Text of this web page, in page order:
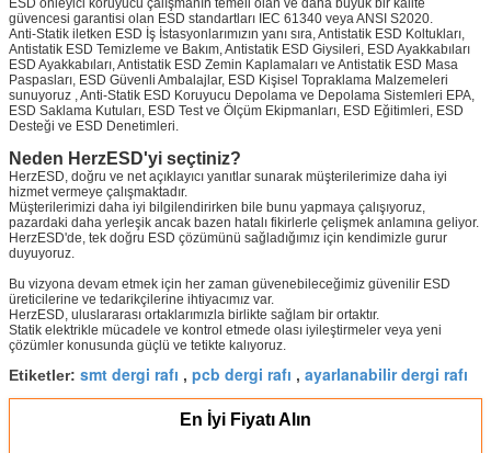
güvencesi garantisi olan ESD standartları IEC 61340 veya ANSI S2020.
Anti-Statik iletken ESD İş İstasyonlarımızın yanı sıra, Antistatik ESD Koltukları,
Antistatik ESD Temizleme ve Bakım, Antistatik ESD Giysileri, ESD Ayakkabıları
ESD Ayakkabıları, Antistatik ESD Zemin Kaplamaları ve Antistatik ESD Masa
Paspasları, ESD Güvenli Ambalajlar, ESD Kişisel Topraklama Malzemeleri
sunuyoruz , Anti-Statik ESD Koruyucu Depolama ve Depolama Sistemleri EPA,
ESD Saklama Kutuları, ESD Test ve Ölçüm Ekipmanları, ESD Eğitimleri, ESD
Desteği ve ESD Denetimleri.
Neden HerzESD'yi seçtiniz?
HerzESD, doğru ve net açıklayıcı yanıtlar sunarak müşterilerimize daha iyi
hizmet vermeye çalışmaktadır.
Müşterilerimizi daha iyi bilgilendirirken bile bunu yapmaya çalışıyoruz,
pazardaki daha yerleşik ancak bazen hatalı fikirlerle çelişmek anlamına geliyor.
HerzESD'de, tek doğru ESD çözümünü sağladığımız için kendimizle gurur
duyuyoruz.
Bu vizyona devam etmek için her zaman güvenebileceğimiz güvenilir ESD
üreticilerine ve tedarikçilerine ihtiyacımız var.
HerzESD, uluslararası ortaklarımızla birlikte sağlam bir ortaktır.
Statik elektrikle mücadele ve kontrol etmede olası iyileştirmeler veya yeni
çözümler konusunda güçlü ve tetikte kalıyoruz.
Etiketler: smt dergi rafı , pcb dergi rafı , ayarlanabilir dergi rafı
En İyi Fiyatı Alın